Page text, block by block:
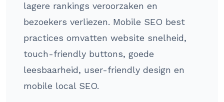
lagere rankings veroorzaken en
bezoekers verliezen. Mobile SEO best
practices omvatten website snelheid,
touch-friendly buttons, goede
leesbaarheid, user-friendly design en
mobile local SEO.